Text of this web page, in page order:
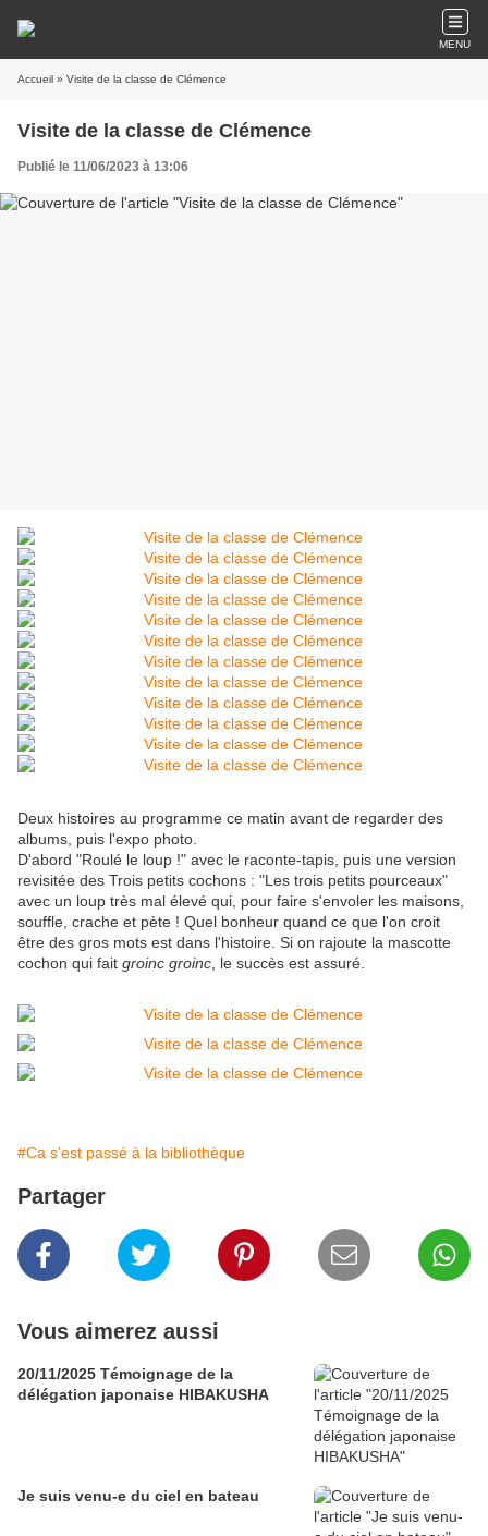
MENU
Accueil » Visite de la classe de Clémence
Visite de la classe de Clémence
Publié le 11/06/2023 à 13:06
Deux histoires au programme ce matin avant de regarder des
albums, puis l'expo photo.
D'abord "Roulé le loup !" avec le raconte-tapis, puis une version
revisitée des Trois petits cochons : "Les trois petits pourceaux"
avec un loup très mal élevé qui, pour faire s'envoler les maisons,
souffle, crache et pète ! Quel bonheur quand ce que l'on croit
être des gros mots est dans l'histoire. Si on rajoute la mascotte
cochon qui fait groinc groinc , le succès est assuré.
#Ca s'est passé à la bibliothèque
Partager
Vous aimerez aussi
20/11/2025 Témoignage de la
délégation japonaise HIBAKUSHA
Je suis venu-e du ciel en bateau